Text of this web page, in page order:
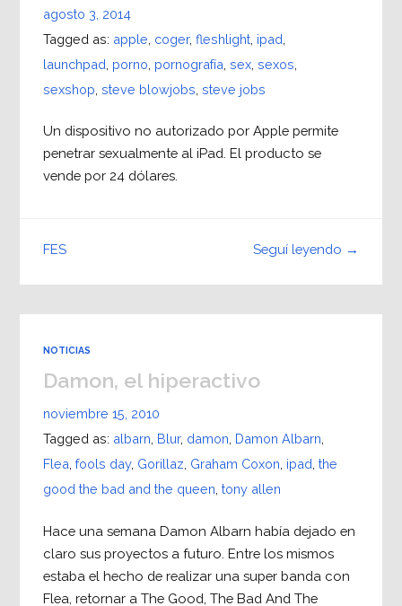
agosto 3, 2014
Tagged as: apple coger, fleshlight, ipad
launchpad porno pornografía sex, sexos
sexshop steve blowjobs steve jobs
Un dispositivo no autorizado por Apple permite
penetrar sexualmente al iPad. El producto se
vende por 24 dólares.
Seguí leyendo →
FES
NOTICIAS
Damon, el hiperactivo
noviembre 15, 2010
Tagged as: albarn Blur, damon Damon Albarn
Flea fools day, Gorillaz Graham Coxon ipad the
good the bad and the queen tony allen
Hace una semana Damon Albarn había dejado en
claro sus proyectos a futuro. Entre los mismos
estaba el hecho de realizar una super banda con
Flea, retornar a The Good, The Bad And The